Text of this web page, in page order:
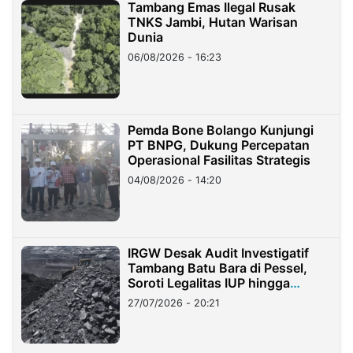
Tambang Emas Ilegal Rusak
TNKS Jambi, Hutan Warisan
Dunia
06/08/2026 - 16:23
Pemda Bone Bolango Kunjungi
PT BNPG, Dukung Percepatan
Operasional Fasilitas Strategis
04/08/2026 - 14:20
IRGW Desak Audit Investigatif
Tambang Batu Bara di Pessel,
Soroti Legalitas IUP hingga
Stockpile
27/07/2026 - 20:21